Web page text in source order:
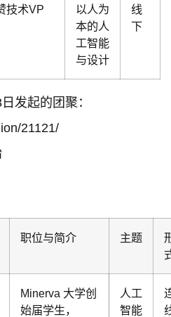
技术VP
以人为
本的人
工智能
与设计
线
下
发起的团聚：
21121/
职位与简介 主题
Minerva 大学创
始届学生，
人工
智能